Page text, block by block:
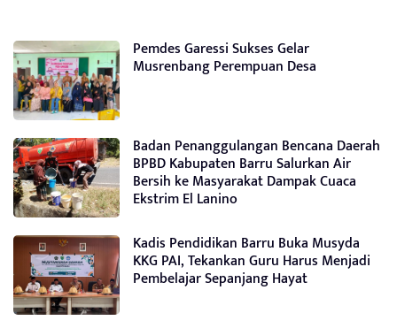
Pemdes Garessi Sukses Gelar
Musrenbang Perempuan Desa
Badan Penanggulangan Bencana Daerah
BPBD Kabupaten Barru Salurkan Air
Bersih ke Masyarakat Dampak Cuaca
Ekstrim El Lanino
Kadis Pendidikan Barru Buka Musyda
KKG PAI, Tekankan Guru Harus Menjadi
Pembelajar Sepanjang Hayat